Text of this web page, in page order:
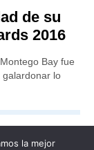
de su
2016
Bay fue
galardonar lo
la mejor